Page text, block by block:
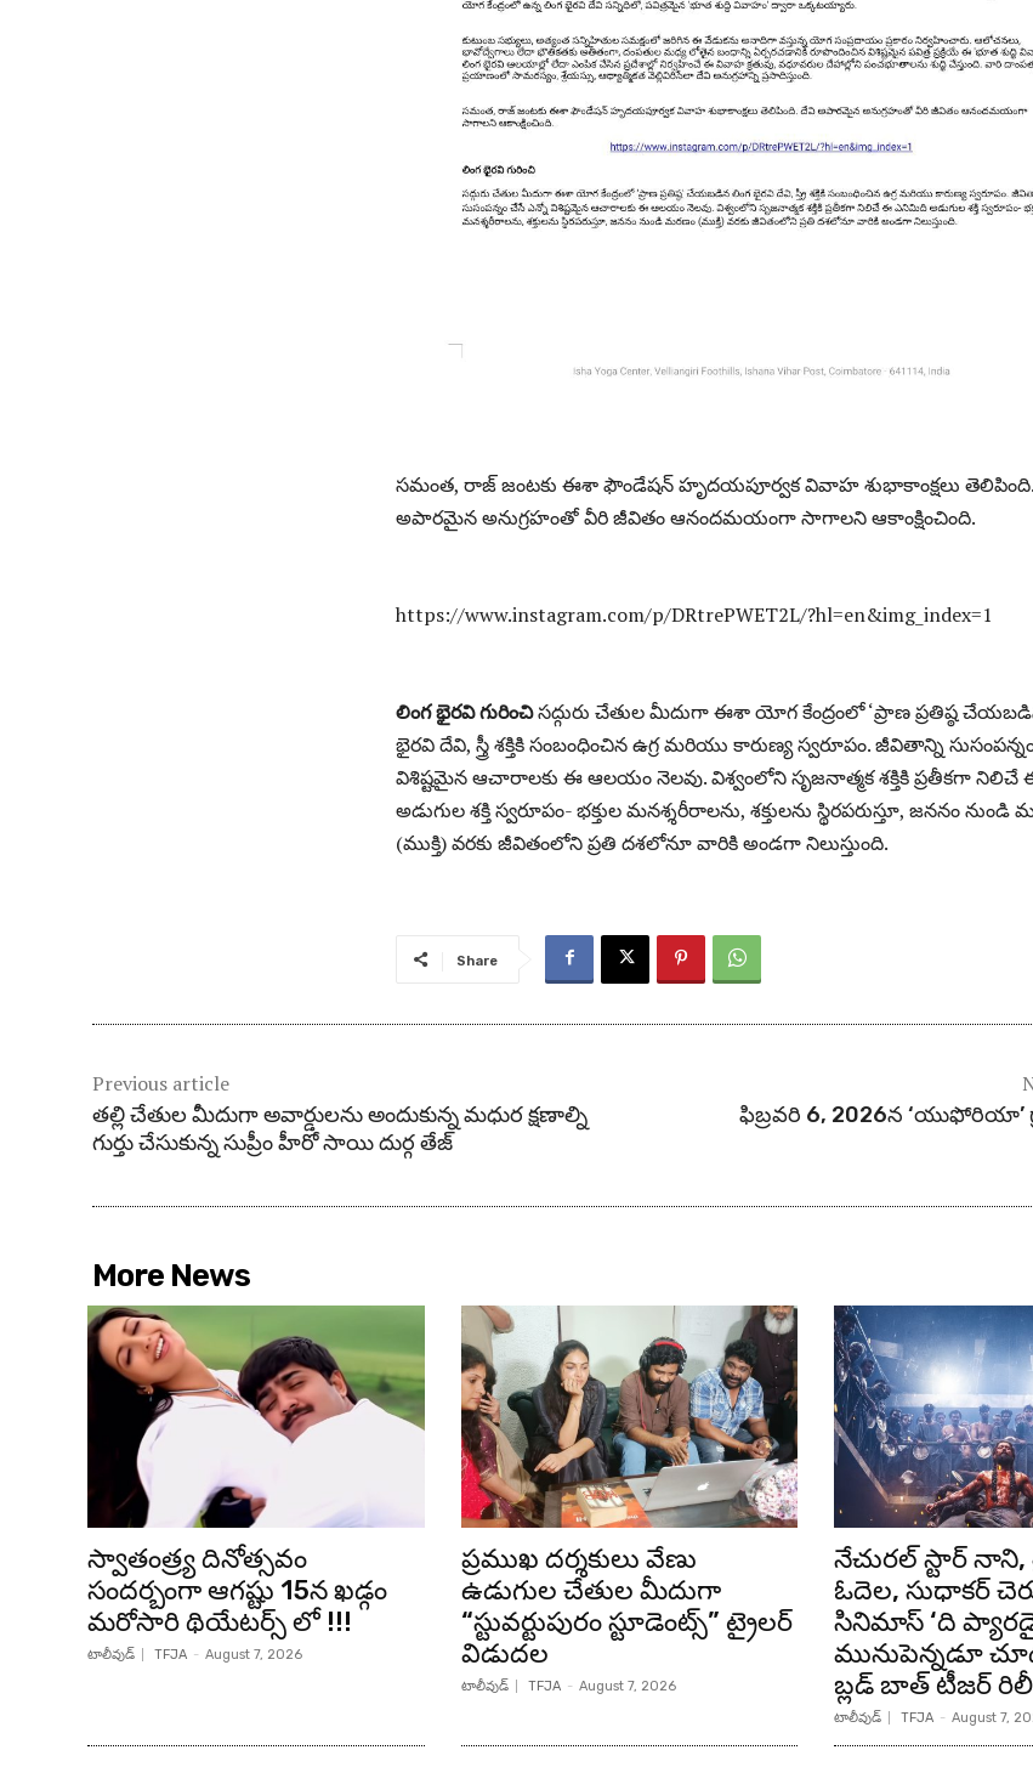
సమంత, రాజ్ జంటకు ఈశా ఫౌండేషన్ హృదయపూర్వక వివాహ శుభాకాంక్షలు
అపారమైన అనుగ్రహంతో వీరి జీవితం ఆనందమయంగా సాగాలని ఆకాంక్షించింది.
https://www.instagram.com/p/DRtrePWET2L/?hl=en&img_index=1
లింగ భైరవి గురించిసద్గురు చేతుల మీదుగా ఈశా యోగ కేంద్రంలో ‘ప్రాణ ప్రతిష్ఠ
భైరవి దేవి, స్త్రీ శక్తికి సంబంధించిన ఉగ్ర మరియు కారుణ్య స్వరూపం. జీవితాన్ని
విశిష్టమైన ఆచారాలకు ఈ ఆలయం నెలవు. విశ్వంలోని సృజనాత్మక శక్తికి ప్రతీకగా
అడుగుల శక్తి స్వరూపం- భక్తుల మనశ్శరీరాలను, శక్తులను స్థిరపరుస్తూ, జననం నుండి
(ముక్తి) వరకు జీవితంలోని ప్రతి దశలోనూ వారికి అండగా నిలుస్తుంది.
Share
Previous article
తల్లి చేతుల మీదుగా అవార్డులను అందుకున్న మధుర క్షణాల్ని
గుర్తు చేసుకున్న సుప్రీం హీరో సాయి దుర్గ తేజ్
ఫిబ్రవరి 6, 2026న‌ ‘యుఫోరియా’
More News
స్వాతంత్ర్య దినోత్సవం
సందర్బంగా ఆగష్టు 15న ఖడ్గం
మరోసారి థియేటర్స్ లో !!!
టాలీవుడ్ TFJA - August 7, 2026
ప్రముఖ దర్శకులు వేణు
ఉడుగుల చేతుల మీదుగా
“స్టువర్టుపురం స్టూడెంట్స్” ట్రైలర్
విడుదల
టాలీవుడ్ TFJA - August 7, 2026
నేచురల్ స్టార్ నాని,
ఓదెల, సుధాకర్
సినిమాస్ ‘ది
మునుపెన్నడూ
బ్లడ్ బాత్ టీజర్
టాలీవుడ్ TFJA - August 7,